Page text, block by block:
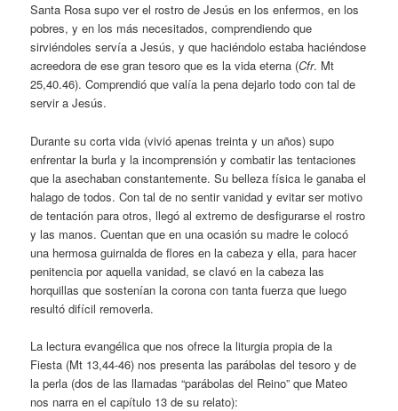
Santa Rosa supo ver el rostro de Jesús en los enfermos, en los
pobres, y en los más necesitados, comprendiendo que
sirviéndoles servía a Jesús, y que haciéndolo estaba haciéndose
acreedora de ese gran tesoro que es la vida eterna (Cfr. Mt
25,40.46). Comprendió que valía la pena dejarlo todo con tal de
servir a Jesús.
Durante su corta vida (vivió apenas treinta y un años) supo
enfrentar la burla y la incomprensión y combatir las tentaciones
que la asechaban constantemente. Su belleza física le ganaba el
halago de todos. Con tal de no sentir vanidad y evitar ser motivo
de tentación para otros, llegó al extremo de desfigurarse el rostro
y las manos. Cuentan que en una ocasión su madre le colocó
una hermosa guirnalda de flores en la cabeza y ella, para hacer
penitencia por aquella vanidad, se clavó en la cabeza las
horquillas que sostenían la corona con tanta fuerza que luego
resultó difícil removerla.
La lectura evangélica que nos ofrece la liturgia propia de la
Fiesta (Mt 13,44-46) nos presenta las parábolas del tesoro y de
la perla (dos de las llamadas “parábolas del Reino” que Mateo
nos narra en el capítulo 13 de su relato):